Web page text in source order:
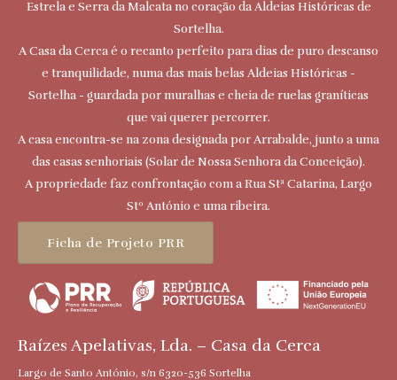
Estrela e Serra da Malcata no coração da Aldeias Históricas de
Sortelha.
A Casa da Cerca é o recanto perfeito para dias de puro descanso
e tranquilidade, numa das mais belas Aldeias Históricas -
Sortelha - guardada por muralhas e cheia de ruelas graníticas
que vai querer percorrer.
A casa encontra-se na zona designada por Arrabalde, junto a uma
das casas senhoriais (Solar de Nossa Senhora da Conceição).
A propriedade faz confrontação com a Rua Stª Catarina, Largo
Stº António e uma ribeira.
Ficha de Projeto PRR
Raízes Apelativas, Lda. – Casa da Cerca
Largo de Santo António, s/n 6320-536 Sortelha